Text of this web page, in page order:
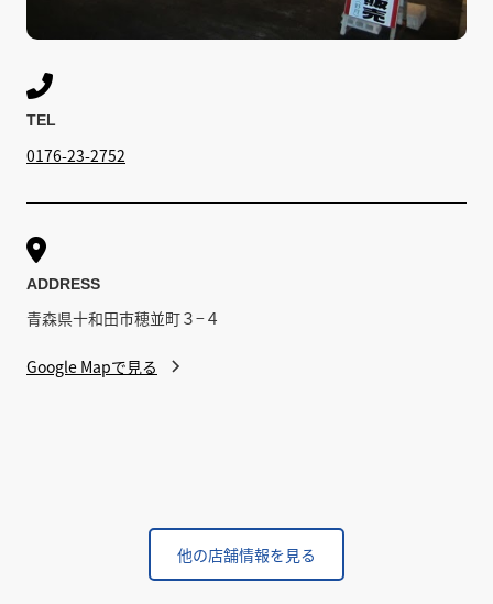

TEL
0176-23-2752

ADDRESS
青森県十和田市穂並町３−４
Google Mapで見る
他の店舗情報を見る